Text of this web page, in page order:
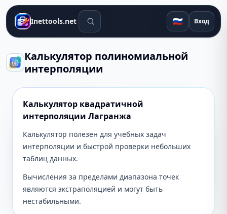
Inettools.net Поиск инструментов 🇷🇺 Вход
Калькулятор полиномиальной
интерполяции
Калькулятор квадратичной
интерполяции Лагранжа
Калькулятор полезен для учебных задач
интерполяции и быстрой проверки небольших
таблиц данных.
Вычисления за пределами диапазона точек
являются экстраполяцией и могут быть
нестабильными.